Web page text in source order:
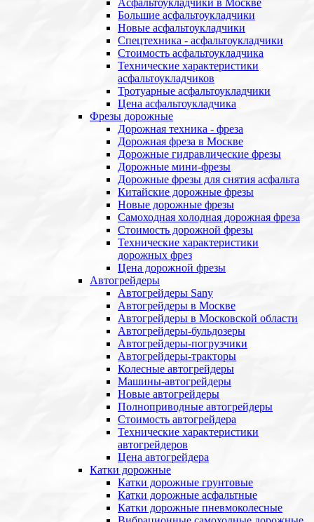
Асфальтоукладчики в Москве
Большие асфальтоукладчики
Новые асфальтоукладчики
Спецтехника - асфальтоукладчики
Стоимость асфальтоукладчика
Технические характеристики
асфальтоукладчиков
Тротуарные асфальтоукладчики
Цена асфальтоукладчика
Фрезы дорожные
Дорожная техника - фреза
Дорожная фреза в Москве
Дорожные гидравлические фрезы
Дорожные мини-фрезы
Дорожные фрезы для снятия асфальта
Китайские дорожные фрезы
Новые дорожные фрезы
Самоходная холодная дорожная фреза
Стоимость дорожной фрезы
Технические характеристики
дорожных фрез
Цена дорожной фрезы
Автогрейдеры
Автогрейдеры Sany
Автогрейдеры в Москве
Автогрейдеры в Московской области
Автогрейдеры-бульдозеры
Автогрейдеры-погрузчики
Автогрейдеры-тракторы
Колесные автогрейдеры
Машины-автогрейдеры
Новые автогрейдеры
Полноприводные автогрейдеры
Стоимость автогрейдера
Технические характеристики
автогрейдеров
Цена автогрейдера
Катки дорожные
Катки дорожные грунтовые
Катки дорожные асфальтные
Катки дорожные пневмоколесные